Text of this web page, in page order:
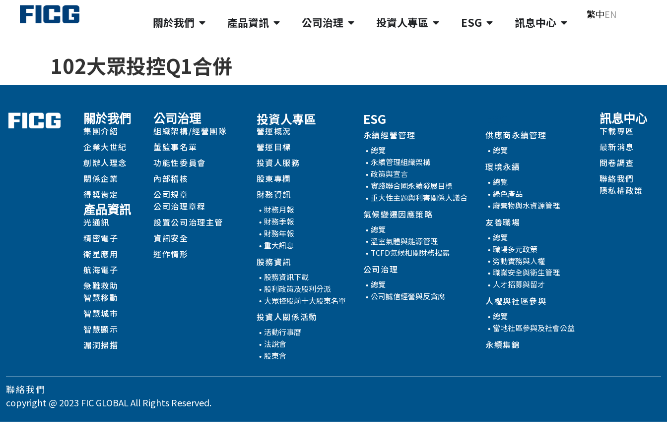
關於我們 產品資訊 公司治理 投資人專區 ESG 訊息中心
繁中EN
102大眾投控Q1合併
關於我們
集團介紹
企業大世紀
創辦人理念
關係企業
得獎肯定
產品資訊
光通訊
精密電子
衛星應用
航海電子
急難救助
智慧移動
智慧城市
智慧顯示
漏洞掃描
公司治理
組織架構/經營團隊
董監事名單
功能性委員會
內部稽核
公司規章
公司治理章程
設置公司治理主管
資訊安全
運作情形
投資人專區
營運概況
營運目標
投資人服務
股東專欄
財務資訊
財務月報
財務季報
財務年報
重大訊息
股務資訊
股務資訊下載
股利政策及股利分派
大眾控股前十大股東名單
投資人關係活動
活動行事曆
法說會
股東會
ESG
永續經營管理
總覽
永續管理組織架構
政策與宣言
實踐聯合國永續發展目標
重大性主題與利害關係人議合
氣候變遷因應策略
總覽
溫室氣體與能源管理
TCFD氣候相關財務揭露
公司治理
總覽
公司誠信經營與反貪腐
供應商永續管理
總覽
環境永續
總覽
綠色產品
廢棄物與水資源管理
友善職場
總覽
職場多元政策
勞動實務與人權
職業安全與衛生管理
人才招募與留才
人權與社區參與
總覽
當地社區參與及社會公益
永續集錦
訊息中心
下載專區
最新消息
問卷調查
聯絡我們
隱私權政策
聯絡我們
copyright @ 2023 FIC GLOBAL All Rights Reserved.